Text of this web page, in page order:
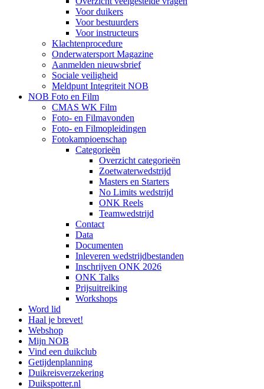
Voor duikers
Voor bestuurders
Voor instructeurs
Klachtenprocedure
Onderwatersport Magazine
Aanmelden nieuwsbrief
Sociale veiligheid
Meldpunt Integriteit NOB
NOB Foto en Film
CMAS WK Film
Foto- en Filmavonden
Foto- en Filmopleidingen
Fotokampioenschap
Categorieën
Overzicht categorieën
Zoetwaterwedstrijd
Masters en Starters
No Limits wedstrijd
ONK Reels
Teamwedstrijd
Contact
Data
Documenten
Inleveren wedstrijdbestanden
Inschrijven ONK 2026
ONK Talks
Prijsuitreiking
Workshops
Word lid
Haal je brevet!
Webshop
Mijn NOB
Vind een duikclub
Getijdenplanning
Duikreisverzekering
Duikspotter.nl